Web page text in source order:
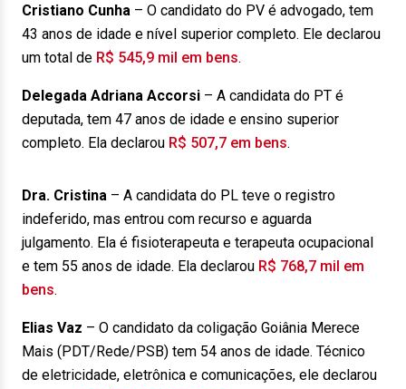
Cristiano Cunha – O candidato do PV é advogado, tem
43 anos de idade e nível superior completo. Ele declarou
um total de R$ 545,9 mil em bens.
Delegada Adriana Accorsi – A candidata do PT é
deputada, tem 47 anos de idade e ensino superior
completo. Ela declarou R$ 507,7 em bens.
Dra. Cristina – A candidata do PL teve o registro
indeferido, mas entrou com recurso e aguarda
julgamento. Ela é fisioterapeuta e terapeuta ocupacional
e tem 55 anos de idade. Ela declarou R$ 768,7 mil em
bens.
Elias Vaz – O candidato da coligação Goiânia Merece
Mais (PDT/Rede/PSB) tem 54 anos de idade. Técnico
de eletricidade, eletrônica e comunicações, ele declarou